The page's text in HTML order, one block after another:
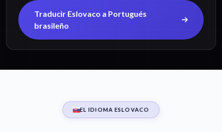
Traducir Eslovaco a Portugués
brasileño
EL IDIOMA ESLOVACO